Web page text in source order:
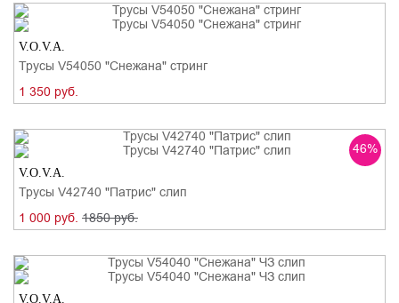
V.O.V.A.
Трусы V54050 "Снежана" стринг
1 350 руб.
46%
V.O.V.A.
Трусы V42740 "Патрис" слип
1 000 руб. 1850 руб.
V.O.V.A.